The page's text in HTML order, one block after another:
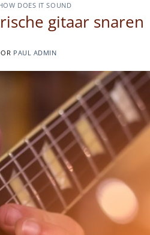
DOES IT SOUND
gitaar snaren
PAUL ADMIN